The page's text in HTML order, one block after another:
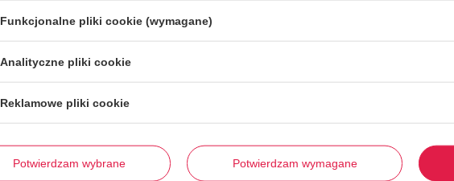
Stwórz zestaw i dodaj do
Funkcjonalne pliki cookie (wymagane)
Analityczne pliki cookie
Reklamowe pliki cookie
Potwierdzam wybrane Potwierdzam wymagane